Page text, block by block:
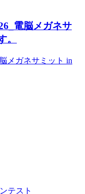
電脳メガネサ
。
メガネサミット in
テスト